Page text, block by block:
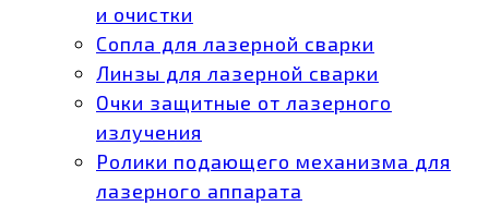
и очистки
Сопла для лазерной сварки
Линзы для лазерной сварки
Очки защитные от лазерного
излучения
Ролики подающего механизма для
лазерного аппарата